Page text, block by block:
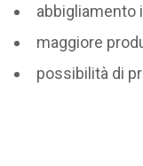
abbigliamento
maggiore
possibilità di